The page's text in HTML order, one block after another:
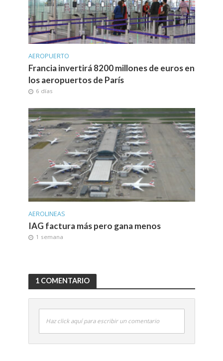
AEROPUERTO
Francia invertirá 8200 millones de euros en
los aeropuertos de París
6 días
AEROLINEAS
IAG factura más pero gana menos
1 semana
1 COMENTARIO
Haz click aquí para escribir un comentario